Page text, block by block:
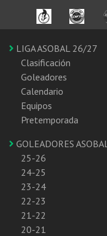
LIGA ASOBAL 26/27
Clasificación
Goleadores
Calendario
Equipos
Pretemporada
GOLEADORES ASOBAL
25-26
24-25
23-24
22-23
21-22
20-21